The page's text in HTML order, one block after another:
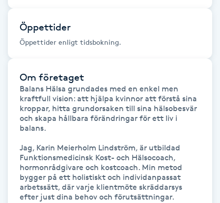
Fransk manikyr
Fransrengöring
Frekvensterapi
Friskvård
Friskvårdsmassage
Frisör
Funktionsanalys
Färgning
Öppettider
Öppettider enligt tidsbokning.
Om företaget
Balans Hälsa grundades med en enkel men
kraftfull vision: att hjälpa kvinnor att förstå sina
kroppar, hitta grundorsaken till sina hälsobesvär
och skapa hållbara förändringar för ett liv i
balans.
Jag, Karin Meierholm Lindström, är utbildad
Funktionsmedicinsk Kost- och Hälsocoach,
hormonrådgivare och kostcoach. Min metod
bygger på ett holistiskt och individanpassat
arbetssätt, där varje klientmöte skräddarsys
efter just dina behov och förutsättningar.